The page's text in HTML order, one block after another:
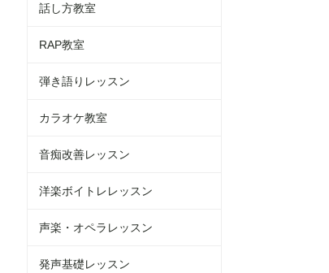
話し方教室
RAP教室
弾き語りレッスン
カラオケ教室
音痴改善レッスン
洋楽ボイトレレッスン
声楽・オペラレッスン
発声基礎レッスン